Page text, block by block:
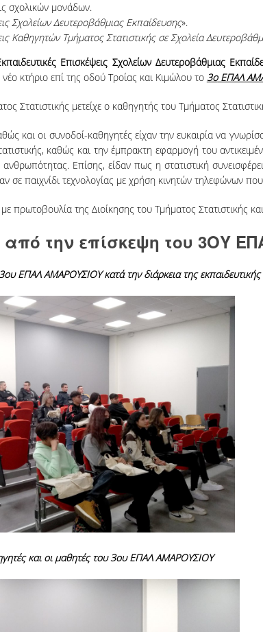
σχολικών μονάδων.
Σχολείων Δευτεροβάθμιας Εκπαίδευσης».
Καθηγητών Τμήματος Στατιστικής σε Σχολεία
Επισκέψεις Σχολείων Δευτεροβάθμιας
κτήριο επί της οδού Τροίας και Κιμώλου το 3οΕΠΑΛ
Στατιστικής μετείχε ο καθηγητής του Τμήματος
και οι συνοδοί-καθηγητές είχαν την ευκαιρία να
καθώς και την έμπρακτη εφαρμογή του
Επίσης, είδαν πως η στατιστική
σε παιχνίδι τεχνολογίας με χρήση κινητών τηλεφώνων
πρωτοβουλία της Διοίκησης του Τμήματος Στατιστικής
την επίσκεψη του 3ΟΥ
ουΕΠΑΛ ΑΜΑΡΟΥΣΙΟΥ κατά την διάρκεια της εκπαιδευτικής
και οι μαθητές του 3ουΕΠΑΛ ΑΜΑΡΟΥΣΙΟΥ